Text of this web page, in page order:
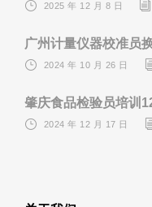
2025 年 12 月 8 日
广州计量仪器校准员
2024 年 10 月 26 日
肇庆食品检验员培训
2024 年 12 月 17 日